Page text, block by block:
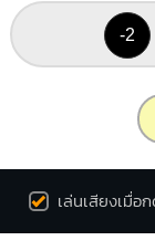
-2
เล่นเสียงเมื่อ